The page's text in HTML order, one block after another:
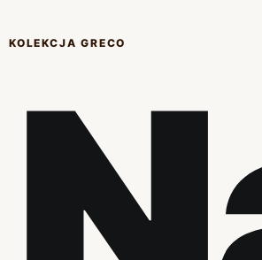
KOLEKCJA GRECO